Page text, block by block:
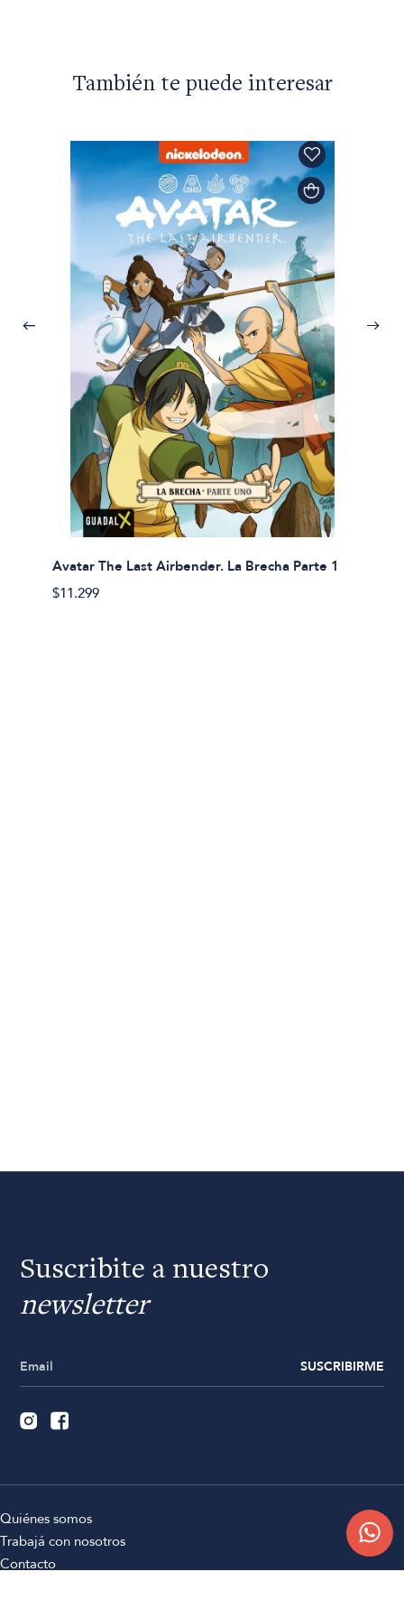
También te puede interesar
Avatar The Last Airbender. La Brecha Parte 1
$11.299
Suscribite a nuestro
newsletter
SUSCRIBIRME
Quiénes somos
Trabajá con nosotros
Contacto